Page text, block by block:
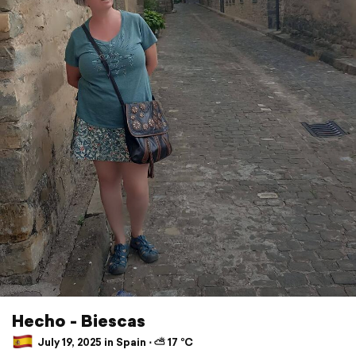
Hecho - Biescas
July 19, 2025 in Spain ⋅ ⛅ 17 °C